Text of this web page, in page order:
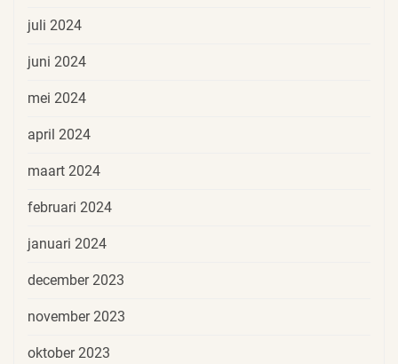
juli 2024
juni 2024
mei 2024
april 2024
maart 2024
februari 2024
januari 2024
december 2023
november 2023
oktober 2023